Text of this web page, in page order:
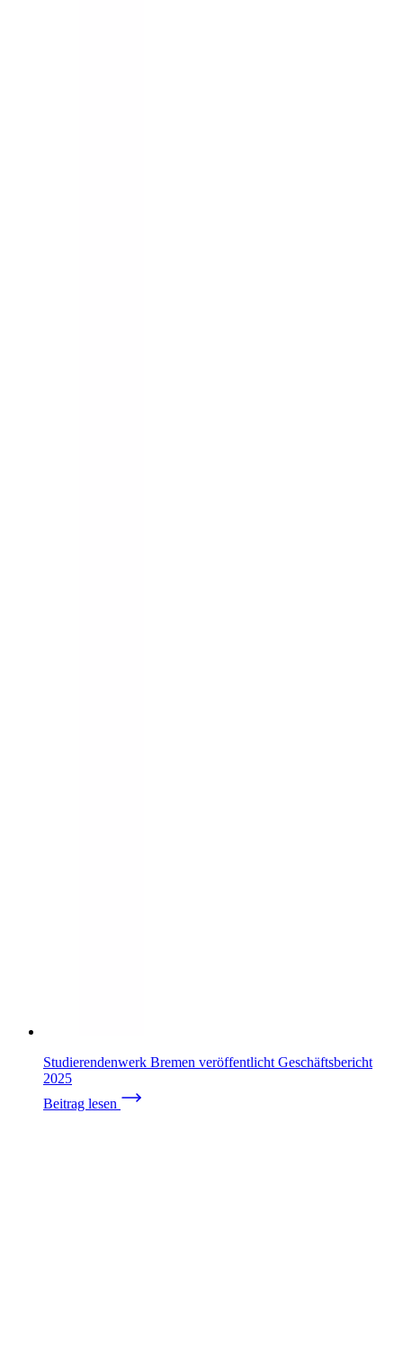
Studierendenwerk Bremen veröffentlicht Geschäftsbericht
2025
Beitrag lesen